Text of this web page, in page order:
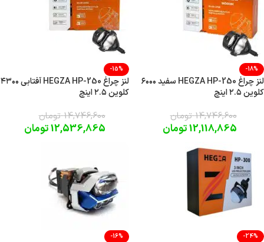
-18%
لنز چراغ HEGZA HP-250 سفید ۶۰۰۰
کلوین ۲.۵ اینچ
14,746,600 تومان
12,118,865تومان
-15%
لنز چراغ HEGZA HP-250 آفتابی ۴۳۰۰
کلوین ۲.۵ اینچ
14,746,600 تومان
12,536,865تومان
-24%
-16%